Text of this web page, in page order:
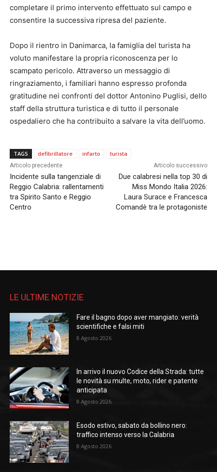
completare il primo intervento effettuato sul campo e
consentire la successiva ripresa del paziente.
Dopo il rientro in Danimarca, la famiglia del turista ha
voluto manifestare la propria riconoscenza per lo
scampato pericolo. Attraverso un messaggio di
ringraziamento, i familiari hanno espresso profonda
gratitudine nei confronti del dottor Antonino Puglisi, dello
staff della struttura turistica e di tutto il personale
ospedaliero che ha contribuito a salvare la vita dell’uomo.
TAGS defibrillatore infarto turista
Articolo precedente
Incidente sulla tangenziale di
Reggio Calabria: rallentamenti
tra Spirito Santo e Reggio
Centro
Articolo successivo
Due calabresi nella top 30 di
Miss Mondo Italia 2026:
Laura Surace e Francesca
Comandè tra le protagoniste
LE ULTIME NOTIZIE
Fare il bagno dopo aver mangiato: verità
scientifiche e falsi miti
8 Agosto 2026
In arrivo il nuovo Codice della Strada: tutte
le novità su multe, moto, rider e patente
anticipata
8 Agosto 2026
Esodo estivo, sabato da bollino nero:
traffico intenso verso la Calabria
8 Agosto 2026